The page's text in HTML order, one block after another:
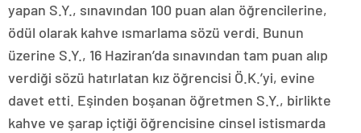
yapan S.Y., sınavından 100 puan alan öğrencilerine,
ödül olarak kahve ısmarlama sözü verdi. Bunun
üzerine S.Y., 16 Haziran’da sınavından tam puan alıp
verdiği sözü hatırlatan kız öğrencisi Ö.K.’yi, evine
davet etti. Eşinden boşanan öğretmen S.Y., birlikte
kahve ve şarap içtiği öğrencisine cinsel istismarda